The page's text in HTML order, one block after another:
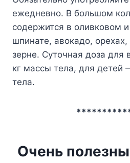
ежедневно. В большом
содержится в оливковом
шпинате, авокадо,
зерне. Суточная доза
кг массы тела, для детей
тела.
Очень